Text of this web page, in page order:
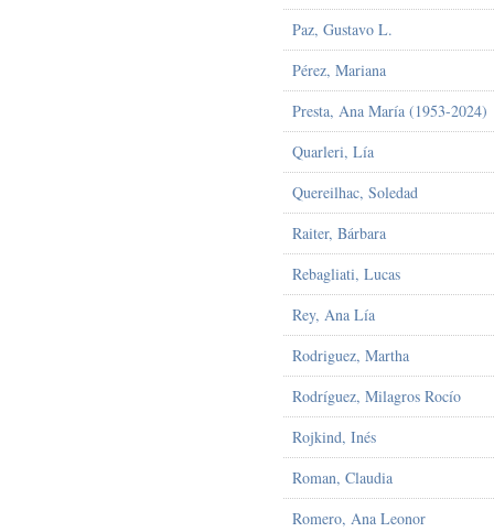
Paz, Gustavo L.
Pérez, Mariana
Presta, Ana María (1953-2024)
Quarleri, Lía
Quereilhac, Soledad
Raiter, Bárbara
Rebagliati, Lucas
Rey, Ana Lía
Rodriguez, Martha
Rodríguez, Milagros Rocío
Rojkind, Inés
Roman, Claudia
Romero, Ana Leonor